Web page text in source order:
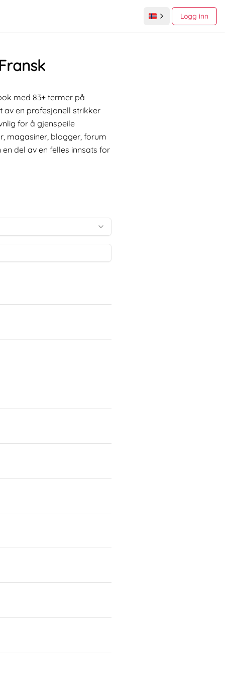
Logg inn
med 83+ termer på
av en profesjonell strikker
for å gjenspeile
magasiner, blogger, forum
del av en felles innsats for